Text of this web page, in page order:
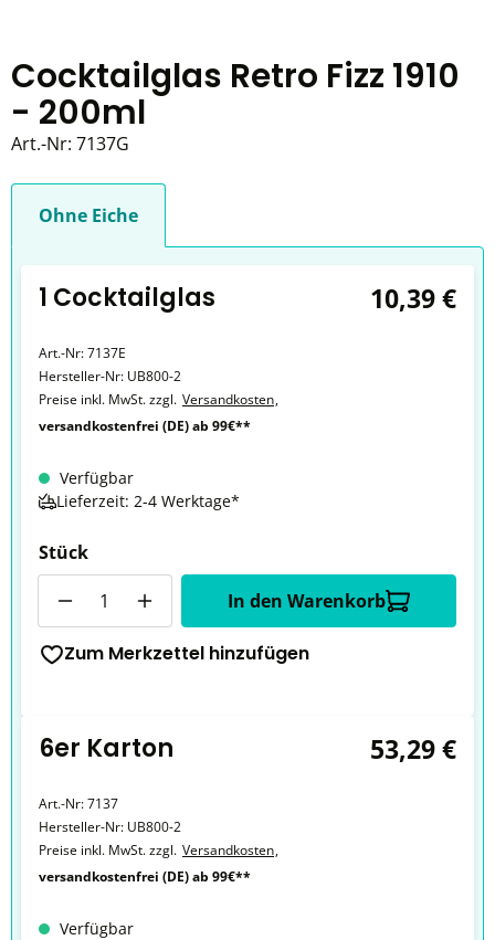
Cocktailglas Retro Fizz 1910
- 200ml
Art.-Nr: 7137G
Ohne Eiche
1 Cocktailglas 10,39 €
Art.-Nr:7137E
Hersteller-Nr: UB800-2
Preise inkl. MwSt. zzgl. Versandkosten,
versandkostenfrei (DE) ab 99€**
Verfügbar
Lieferzeit: 2-4 Werktage*
Stück
In den Warenkorb
Zum Merkzettel hinzufügen
6er Karton 53,29 €
Art.-Nr:7137
Hersteller-Nr: UB800-2
Preise inkl. MwSt. zzgl. Versandkosten,
versandkostenfrei (DE) ab 99€**
Verfügbar